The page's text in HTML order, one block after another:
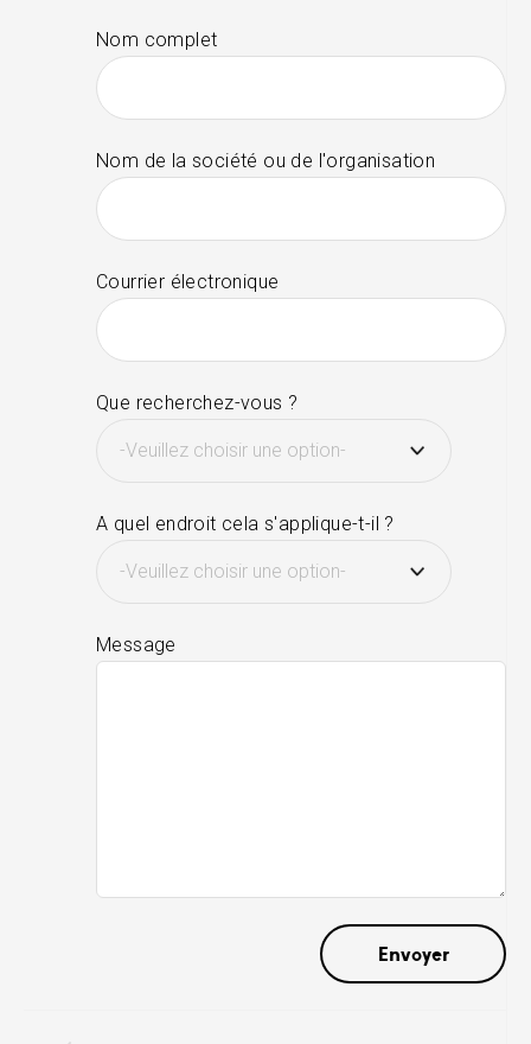
Nom complet
Nom de la société ou de l'organisation
Courrier électronique
Que recherchez-vous ?
A quel endroit cela s'applique-t-il ?
Message